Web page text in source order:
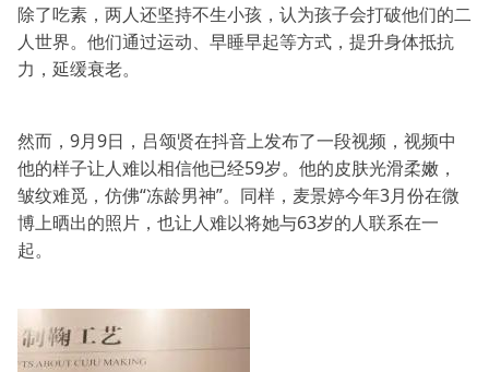
除了吃素，两人还坚持不生小孩，认为孩子会打破他们的二
人世界。他们通过运动、早睡早起等方式，提升身体抵抗
力，延缓衰老。
然而，9月9日，吕颂贤在抖音上发布了一段视频，视频中
他的样子让人难以相信他已经59岁。他的皮肤光滑柔嫩，
皱纹难觅，仿佛“冻龄男神”。同样，麦景婷今年3月份在微
博上晒出的照片，也让人难以将她与63岁的人联系在一
起。